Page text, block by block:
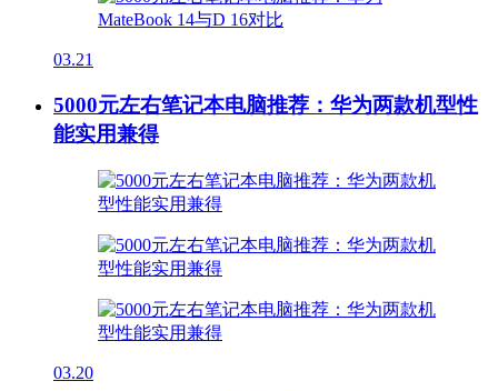
03.21
5000元左右笔记本电脑推荐：华为两款机型性
能实用兼得
03.20